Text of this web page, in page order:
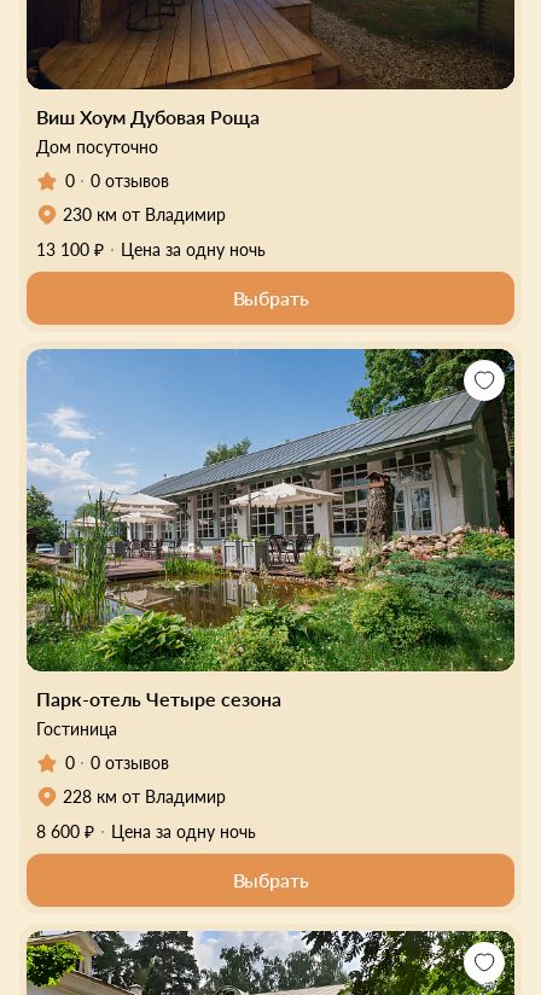
Виш Хоум Дубовая Роща
Дом посуточно
0
0 отзывов
230 км от Владимир
13 100 ₽
Цена за одну ночь
Выбрать
Парк-отель Четыре сезона
Гостиница
0
0 отзывов
228 км от Владимир
8 600 ₽
Цена за одну ночь
Выбрать